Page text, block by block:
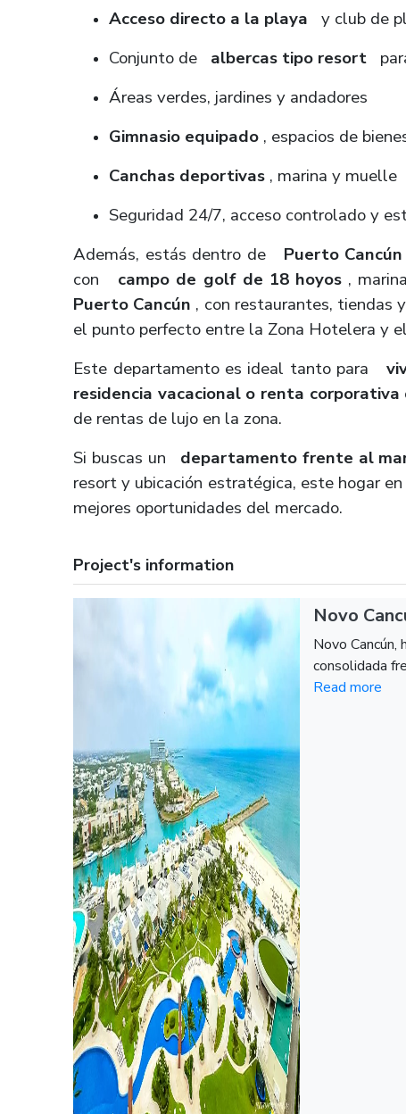
Acceso directo a la playa y club de
Conjunto de albercas tipo resort
Áreas verdes, jardines y andadores
Gimnasio equipado , espacios de
Canchas deportivas , marina y muelle
Seguridad 24/7, acceso controlado y
Además, estás dentro de Puerto Cancún
con campo de golf de 18 hoyos,
Puerto Cancún , con restaurantes, tiendas
el punto perfecto entre la Zona Hotelera y
Este departamento es ideal tanto para
residencia vacacional o renta
de rentas de lujo en la zona.
Si buscas un departamento frente al
resort y ubicación estratégica, este hogar en
mejores oportunidades del mercado.
Project's information
Novo
Novo Cancún,
consolidada
Read more